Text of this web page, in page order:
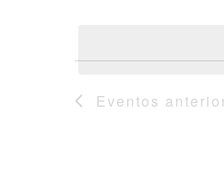
Eventos